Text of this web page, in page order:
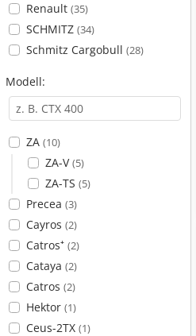
Renault (35)
SCHMITZ (34)
Schmitz Cargobull (28)
Modell:
ZA (10)
ZA-V(5)
ZA-TS (5)
Precea (3)
Cayros (2)
Catros⁺ (2)
Cataya (2)
Catros (2)
Hektor (1)
Ceus-2TX (1)